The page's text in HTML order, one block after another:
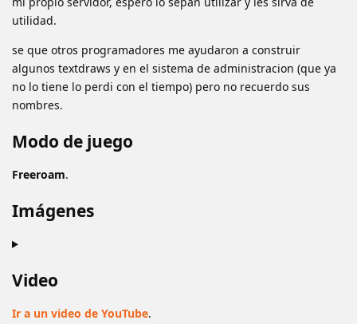
utilidad.
se que otros programadores me ayudaron a construir
algunos textdraws y en el sistema de administracion (que ya
no lo tiene lo perdi con el tiempo) pero no recuerdo sus
nombres.
Modo de juego
Freeroam.
Imágenes
Video
Ir a un video de YouTube.